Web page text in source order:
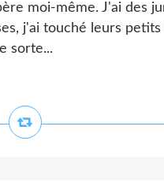
moi-même. J'ai des
j'ai touché leurs
sorte...